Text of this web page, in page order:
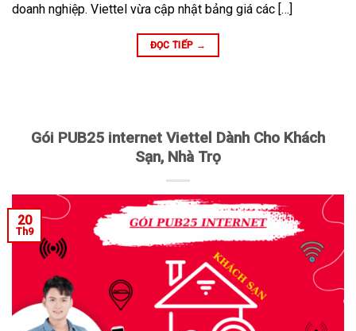
doanh nghiệp. Viettel vừa cập nhật bảng giá các […]
ĐỌC TIẾP →
Gói PUB25 internet Viettel Dành Cho Khách
Sạn, Nhà Trọ
20
Th9